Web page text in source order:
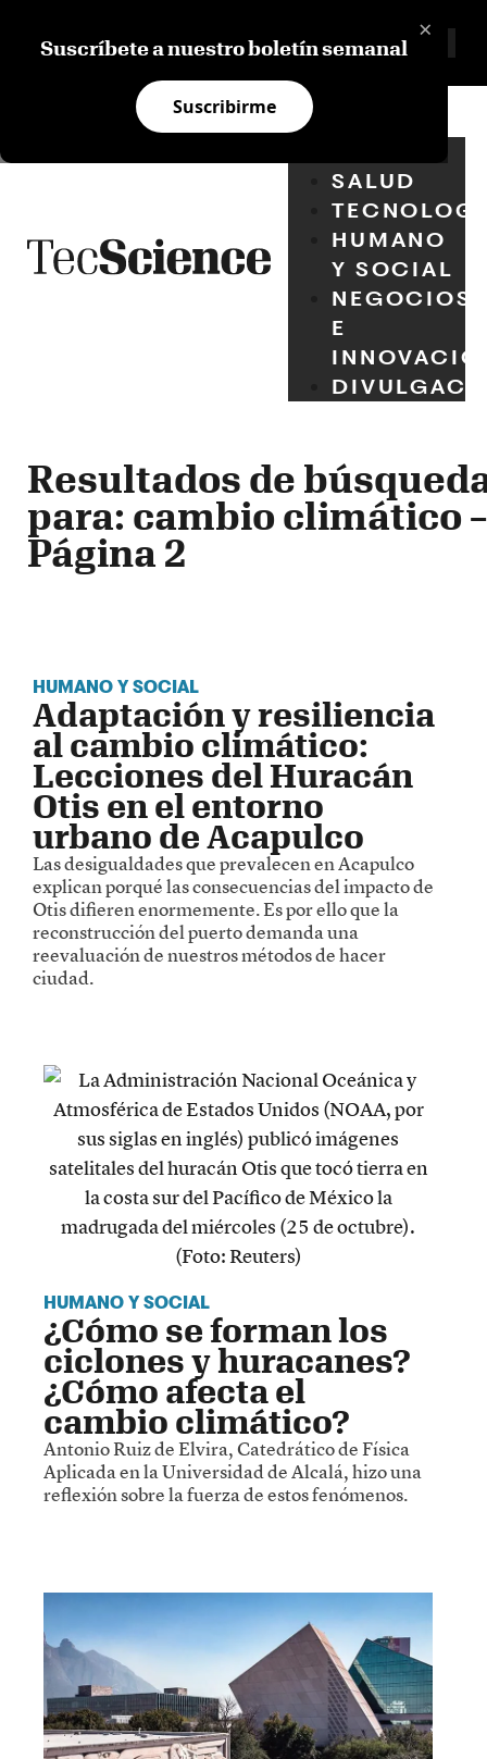
×
Suscríbete a nuestro boletín semanal
Suscribirme
SALUD
HUMANO
Y SOCIAL
NEGOCIOS
E
Resultados de
para: cambio climático –
Página 2
HUMANO Y SOCIAL
Adaptación y resiliencia
al cambio climático:
Lecciones del Huracán
Otis en el entorno
urbano de Acapulco
Las desigualdades que prevalecen en Acapulco
explican porqué las consecuencias del impacto de
Otis difieren enormemente. Es por ello que la
reconstrucción del puerto demanda una
reevaluación de nuestros métodos de hacer
ciudad.
HUMANO Y SOCIAL
¿Cómo se forman los
ciclones y huracanes?
¿Cómo afecta el
cambio climático?
Antonio Ruiz de Elvira, Catedrático de Física
Aplicada en la Universidad de Alcalá, hizo una
reflexión sobre la fuerza de estos fenómenos.